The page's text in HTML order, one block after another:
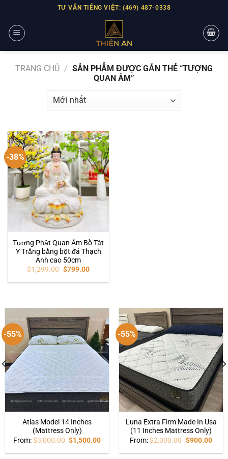
content
TƯ VẤN TIẾNG VIỆT: (469) 487-0338
TRANG CHỦ / SẢN PHẨM ĐƯỢC GẮN THẺ “TƯỢNG
QUAN ÂM”
-38%
Tượng Phật Quan Âm Bồ Tát
Y Trắng bằng bột đá Thạch
Anh cao 50cm
$1,299.00 $799.00
-55%
Atlas Model 14 Inches
(Mattress Only)
From:$3,000.00 $1,500.00
-55%
Luna Extra Firm Made In Usa
(11 Inches Mattress Only)
From: $2,000.00 $900.00